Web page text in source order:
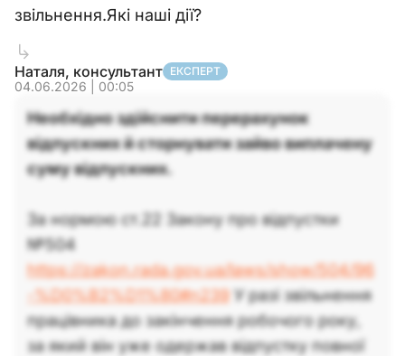
звільнення.Які наші дії?
Наталя, консультант ЕКСПЕРТ
04.06.2026 | 00:05
Необхідно здійснити перерахунок
відпускних й сторнувати зайво виплачену
суму відпускних.
За нормою ст.22 Закону про відпустки
№504
https://zakon.rada.gov.ua/laws/show/504/96
-%D0%B2%D1%80#n239 У разі звільнення
працівника до закінчення робочого року,
за який він уже одержав відпустку повної